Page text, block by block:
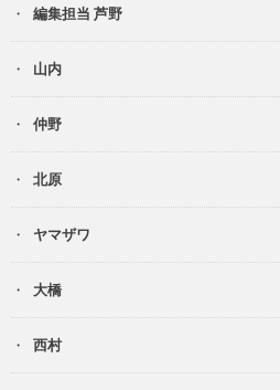
編集担当 芦野
山内
仲野
北原
ヤマザワ
大橋
西村